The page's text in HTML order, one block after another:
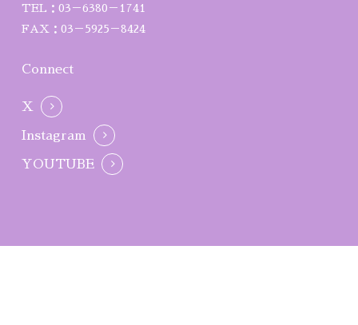
TEL：03－6380－1741
FAX：03－5925－8424
Connect
X
Instagram
YOUTUBE